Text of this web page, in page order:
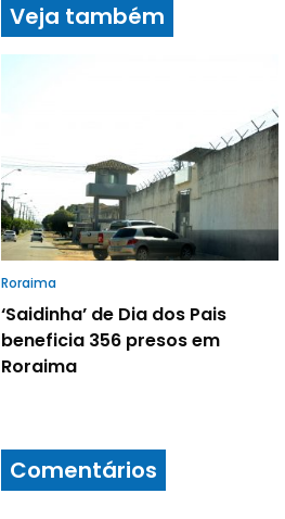
Veja também
Roraima
‘Saidinha’ de Dia dos Pais
beneficia 356 presos em
Roraima
Comentários